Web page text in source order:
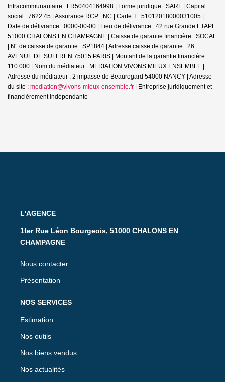
Intracommunautaire : FR50404164998 | Forme juridique : SARL | Capital
social : 7622.45 | Assurance RCP : NC | Carte T : 51012018000031005 |
Date de délivrance : 0000-00-00 | Lieu de délivrance : 42 rue Grande ETAPE
51000 CHALONS EN CHAMPAGNE | Caisse de garantie financière : SOCAF.
| N° de caisse de garantie : SP1844 | Adresse caisse de garantie : 26
AVENUE DE SUFFREN 75015 PARIS | Montant de la garantie financière :
110 000 | Nom du médiateur : MEDIATION VIVONS MIEUX ENSEMBLE |
Adresse du médiateur : 2 impasse de Beauregard 54000 NANCY | Adresse
du site : mediation@vivons-mieux-ensemble.fr | Entreprise juridiquement et
financièrement indépendante
L'AGENCE
1ter Rue Léon Bourgeois, 51000 CHALONS EN
CHAMPAGNE
Nous contacter
Présentation
NOS SERVICES
Estimation
Nos outils
Nos biens vendus
Nos actualités